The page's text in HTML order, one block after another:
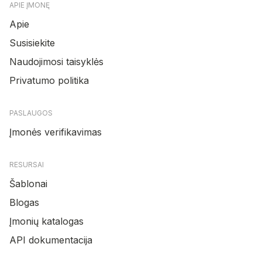
APIE ĮMONĘ
Apie
Susisiekite
Naudojimosi taisyklės
Privatumo politika
PASLAUGOS
Įmonės verifikavimas
RESURSAI
Šablonai
Blogas
Įmonių katalogas
API dokumentacija